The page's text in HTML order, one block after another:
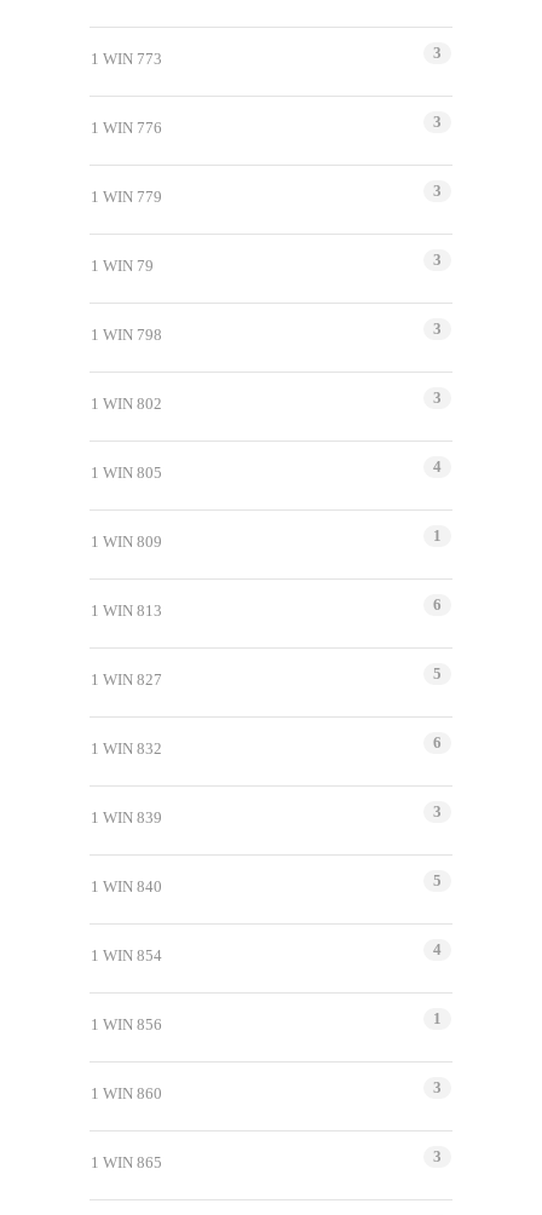
1 WIN 773 3
1 WIN 776 3
1 WIN 779 3
1 WIN 79 3
1 WIN 798 3
1 WIN 802 3
1 WIN 805 4
1 WIN 809 1
1 WIN 813 6
1 WIN 827 5
1 WIN 832 6
1 WIN 839 3
1 WIN 840 5
1 WIN 854 4
1 WIN 856 1
1 WIN 860 3
1 WIN 865 3